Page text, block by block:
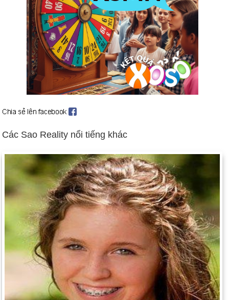
Quân đội Anh tại Lexington và Concord, Mass.
Ngày 19-4 năm 1824:Nhà thơ Lord Byron qua đời vì sốt trong
khi giúp quân Hy Lạp chiến đấu với quân Thổ Nhĩ Kỳ.
Ngày 19-4 năm 1882:Nhà tự nhiên học Charles Darwin,
người phát triển thuyết tiến hóa, đã chết.
Ngày 19-4 năm 1897:Cuộc thi Marathon Boston đầu tiên
được tổ chức.
Ngày 19-4 năm 1933:
đầu, một trong những cuộc nổi dậy của quần chúng đầu tiên
Ngày 19-4 năm 1993:Cuộc bao vây tại Waco, Texas, kết thúc
khi FBI di chuyển vào khu nhà Branch Davidian bằng hơi cay
và các thành viên giáo phái phóng hỏa khu nhà giết chết hơn
80 người.
Ngày 19-4 năm 1995:Tòa nhà Liên bang Alfred P. Murrah ở
thành phố Oklahoma, bang Okla., Đã bị phá hủy bởi một quả
bom xe hơi. 168 người, trong đó có 19 trẻ em đã thiệt mạng
trong vụ tấn công khủng bố tồi tệ nhất trong lịch sử Hoa Kỳ
tính đến thời điểm đó.
Ngày 19-4 năm 2005:Đức Hồng y Joseph Ratzinger trở
thành Giáo hoàng Benedict XVI.
Các Sao Reality nổi tiếng khác